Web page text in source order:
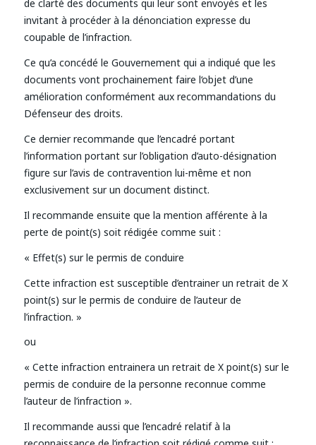
de clarté des documents qui leur sont envoyés et les
invitant à procéder à la dénonciation expresse du
coupable de l’infraction.
Ce qu’a concédé le Gouvernement qui a indiqué que les
documents vont prochainement faire l‘objet d’une
amélioration conformément aux recommandations du
Défenseur des droits.
Ce dernier recommande que l’encadré portant
l’information portant sur l’obligation d’auto-désignation
figure sur l’avis de contravention lui-même et non
exclusivement sur un document distinct.
Il recommande ensuite que la mention afférente à la
perte de point(s) soit rédigée comme suit :
« Effet(s) sur le permis de conduire
Cette infraction est susceptible d’entrainer un retrait de X
point(s) sur le permis de conduire de l’auteur de
l’infraction. »
ou
« Cette infraction entrainera un retrait de X point(s) sur le
permis de conduire de la personne reconnue comme
l’auteur de l’infraction ».
Il recommande aussi que l’encadré relatif à la